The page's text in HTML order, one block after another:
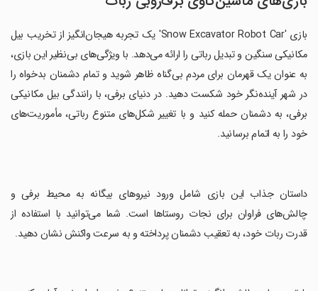
بازی 'Snow Excavator Robot Car' یک تجربه هیجان‌انگیز از تخریب بیل
مکانیکی سنگین و تبدیل رباتی را ارائه می‌دهد. با ویژگی‌های بی‌نظیر این بازی،
به عنوان یک قهرمان برای مردم بی‌گناه ظاهر شوید و تمام دشمنان بدخواه را
در شهر آینده‌نگر خود شکست دهید. در دنیای برفی، با رانندگی بیل مکانیکی
برفی، به دشمنان حمله کنید و با تغییر شکل‌های متنوع رباتی، مأموریت‌های
خود را به اتمام برسانید.
‏داستان جذاب این بازی شامل ورود نیروهای بیگانه به محیط برفی و
چالش‌های فراوان برای نجات روستاها است. شما می‌توانید با استفاده از
قدرت ربات خود، به تعقیب دشمنان پرداخته و به سرعت واکنش نشان دهید.